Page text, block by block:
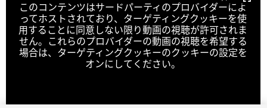
このコンテンツはサードパーティのプロバイダーによ
ってホストされており、ターゲティングクッキーを使
用することに同意しない限り動画の視聴が許可されま
せん。これらのプロバイダーの動画の視聴を希望する
場合は、ターゲティングクッキーのクッキーの設定を
オンにしてください。